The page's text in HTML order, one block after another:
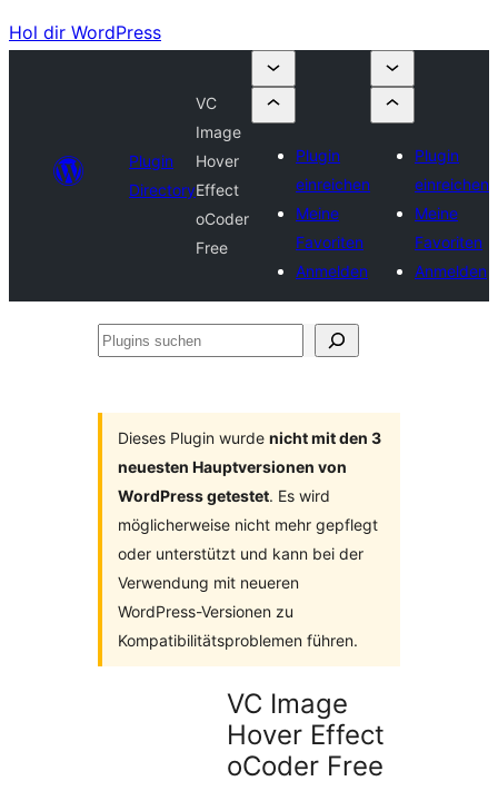
Hol dir WordPress
Plugin
Directory
VC
Image
Hover
Effect
oCoder
Free
Plugin
einreichen
Meine
Favoriten
Anmelden
Plugin
einreichen
Meine
Favoriten
Anmelden
Plugins
Dieses Plugin wurde nicht mit den 3
neuesten Hauptversionen von
WordPress getestet. Es wird
möglicherweise nicht mehr gepflegt
oder unterstützt und kann bei der
Verwendung mit neueren
WordPress-Versionen zu
Kompatibilitätsproblemen führen.
VC Image
Hover Effect
oCoder Free